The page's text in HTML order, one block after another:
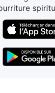
10:04
Paroles